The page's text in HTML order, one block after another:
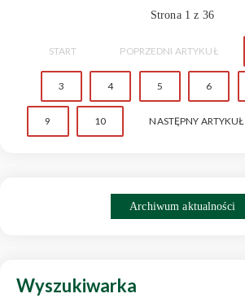
Strona 1 z 36
START POPRZEDNI ARTYKUŁ
3 4 5 6
9 10 NASTĘPNY ARTYKUŁ
Archiwum aktualności
Wyszukiwarka